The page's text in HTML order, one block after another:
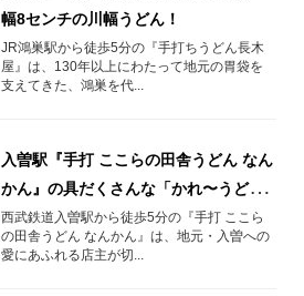
幅8センチの川幅うどん！
JR鴻巣駅から徒歩5分の『手打ちうどん長木
屋』は、130年以上にわたって地元の胃袋を
支えてきた、鴻巣を代...
入曽駅『手打 ここらの田舎うどん なん
かん』の具だくさんな「かれ〜うど
ん」！
西武鉄道入曽駅から徒歩5分の『手打 ここら
の田舎うどん なんかん』は、地元・入曽への
愛にあふれる店主が切...